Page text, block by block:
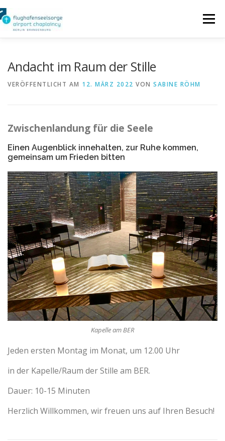
Inhalt
springen
Menü
LITURGISCHE ANGEBOTE INTERN
IMPRESSUM
Andacht im Raum der Stille
VERÖFFENTLICHT AM 12. MÄRZ 2022 VON SABINE RÖHM
Zwischenlandung für die Seele
Einen Augenblick innehalten, zur Ruhe kommen,
gemeinsam um Frieden bitten
Kapelle am BER
Jeden ersten Montag im Monat, um 12.00 Uhr
in der Kapelle/Raum der Stille am BER.
Dauer: 10-15 Minuten
Herzlich Willkommen, wir freuen uns auf Ihren Besuch!